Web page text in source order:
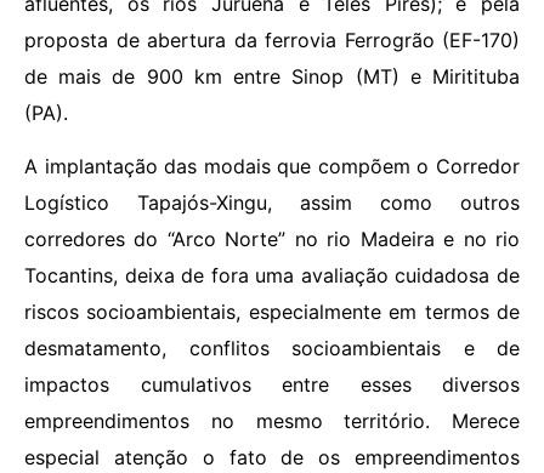
proposta de abertura da ferrovia Ferrogrão (EF-170)
de mais de 900 km entre Sinop (MT) e Miritituba
(PA).
A implantação das modais que compõem o Corredor
Logístico Tapajós-Xingu, assim como outros
corredores do “Arco Norte” no rio Madeira e no rio
Tocantins, deixa de fora uma avaliação cuidadosa de
riscos socioambientais, especialmente em termos de
desmatamento, conflitos socioambientais e de
impactos cumulativos entre esses diversos
empreendimentos no mesmo território. Merece
especial atenção o fato de os empreendimentos